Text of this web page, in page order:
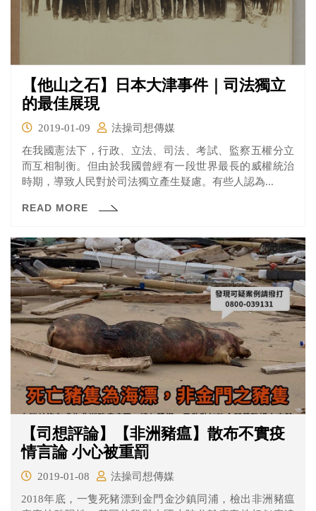
【他山之石】日本大津事件｜司法獨立
的最佳展現
2019-01-09
法操司想傳媒
在我國憲法下，行政、立法、司法、考試、監察五權分立
而互相制衡。但由於我國曾經有一段世界最長的威權統治
時期，導致人民對於司法獨立產生疑慮。有些人認為...
READ MORE
【司想評論】【非洲豬瘟】散布不實疫
情言論 小心被重罰
2019-01-08
法操司想傳媒
2018年底，一隻死豬漂到金門金沙鎮同浦，檢出非洲豬瘟